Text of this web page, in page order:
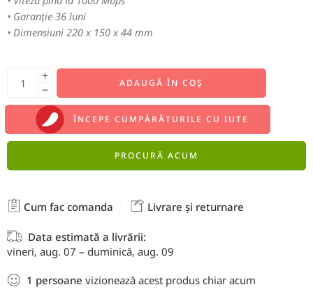
• Garanție 36 luni
• Dimensiuni 220 x 150 x 44 mm
ADAUGĂ ÎN COȘ
ÎNCEPE CUMPĂRĂTURILE CU IUTE
PROCURĂ ACUM
Cum fac comanda Livrare și returnare
Data estimată a livrării:
vineri, aug. 07 – duminică, aug. 09
1 persoane vizionează acest produs chiar acum